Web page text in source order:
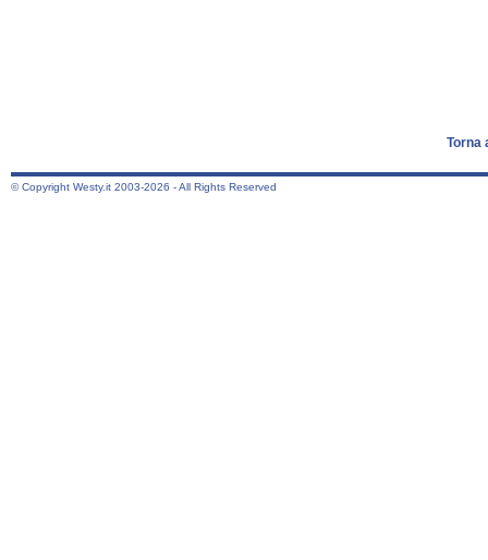
Torna
© Copyright Westy.it 2003-2026 - All Rights Reserved